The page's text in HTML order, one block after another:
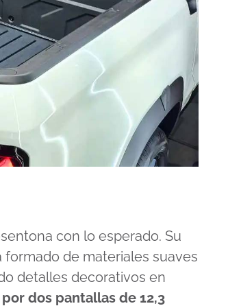
con lo esperado. Su
de materiales suaves
detalles decorativos en
dos pantallas de 12,3